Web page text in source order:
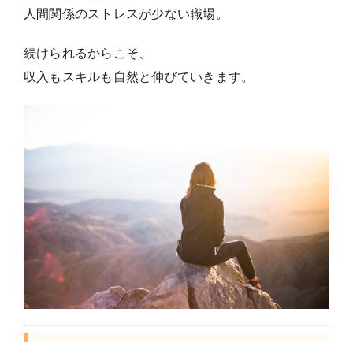
人間関係のストレスが少ない職場。
続けられるからこそ、
収入もスキルも自然と伸びていきます。